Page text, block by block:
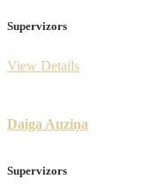
Supervizors
View Details
Daiga Auziņa
Supervizors